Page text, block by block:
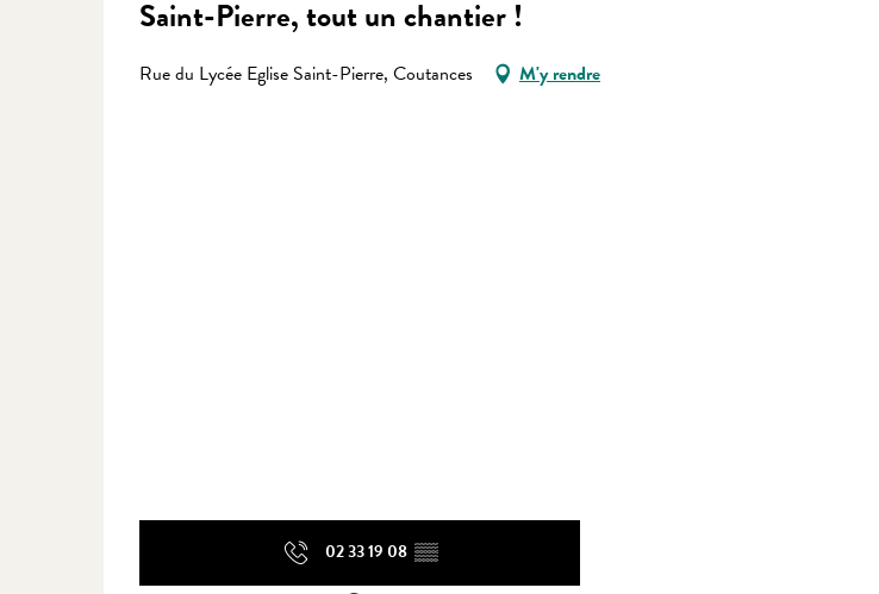
Saint-Pierre, tout un chantier !
Rue du Lycée Eglise Saint-Pierre, Coutances M'y rendre
02 33 19 08 ▒▒